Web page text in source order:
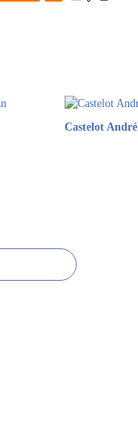
Castelot André